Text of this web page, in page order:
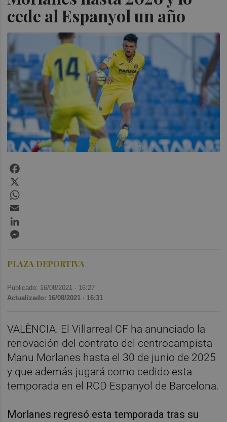
cede al Espanyol un año
PLAZA DEPORTIVA
Publicado: 16/08/2021 · 16:27
Actualizado: 16/08/2021 · 16:31
VALÈNCIA. El Villarreal CF ha anunciado la
renovación del contrato del centrocampista
Manu Morlanes hasta el 30 de junio de 2025
y que además jugará como cedido esta
temporada en el RCD Espanyol de Barcelona.
Morlanes regresó esta temporada tras su